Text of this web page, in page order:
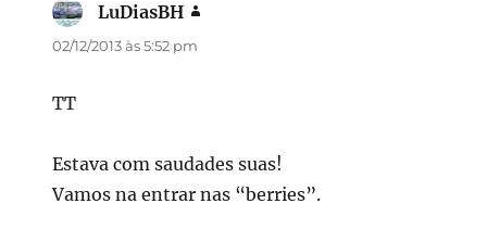
LuDiasBH
02/12/2013 às 5:52 pm
TT
Estava com saudades suas!
Vamos na entrar nas “berries”.